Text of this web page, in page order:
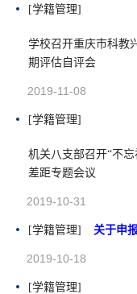
[学籍管理]
学校召开重庆市科教
期评估自评会
2019-11-08
[学籍管理]
机关八支部召开“不
差距专题会议
2019-10-31
[学籍管理] 关于申
2019-10-18
[学籍管理]